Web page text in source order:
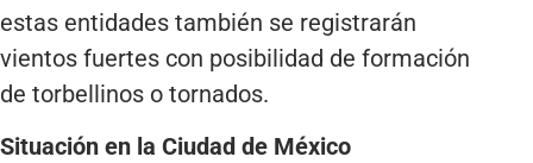
estas entidades también se registrarán
vientos fuertes con posibilidad de formación
de torbellinos o tornados.
Situación en la Ciudad de México